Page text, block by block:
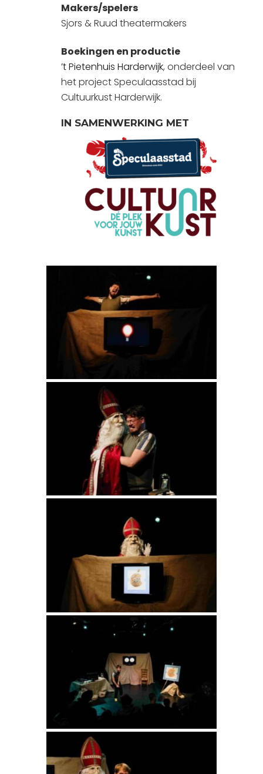
Makers/spelers
Sjors & Ruud theatermakers
Boekingen en productie
’t Pietenhuis Harderwijk, onderdeel van
het project Speculaasstad bij
Cultuurkust Harderwijk.
IN SAMENWERKING MET